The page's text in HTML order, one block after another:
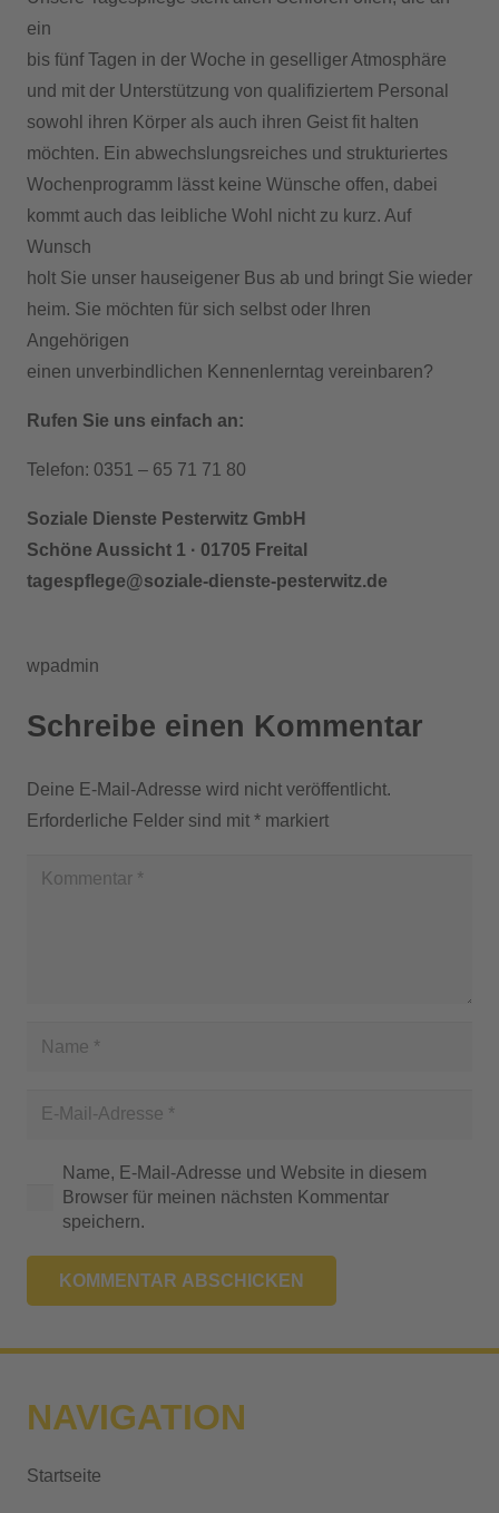
ein
bis fünf Tagen in der Woche in geselliger Atmosphäre
und mit der Unterstützung von qualifiziertem Personal
sowohl ihren Körper als auch ihren Geist fit halten
möchten. Ein abwechslungsreiches und strukturiertes
Wochenprogramm lässt keine Wünsche offen, dabei
kommt auch das leibliche Wohl nicht zu kurz. Auf
Wunsch
holt Sie unser hauseigener Bus ab und bringt Sie wieder
heim. Sie möchten für sich selbst oder lhren
Angehörigen
einen unverbindlichen Kennenlerntag vereinbaren?
Rufen Sie uns einfach an:
Telefon: 0351 – 65 71 71 80
Soziale Dienste Pesterwitz GmbH
Schöne Aussicht 1 · 01705 Freital
ed.ztiwretsep-etsneid-elaizos@egelfpsegat
wpadmin
Schreibe einen Kommentar
Deine E-Mail-Adresse wird nicht veröffentlicht.
Erforderliche Felder sind mit * markiert
Name, E-Mail-Adresse und Website in diesem
Browser für meinen nächsten Kommentar
speichern.
KOMMENTAR ABSCHICKEN
l
e
n
NAVIGATION
Startseite